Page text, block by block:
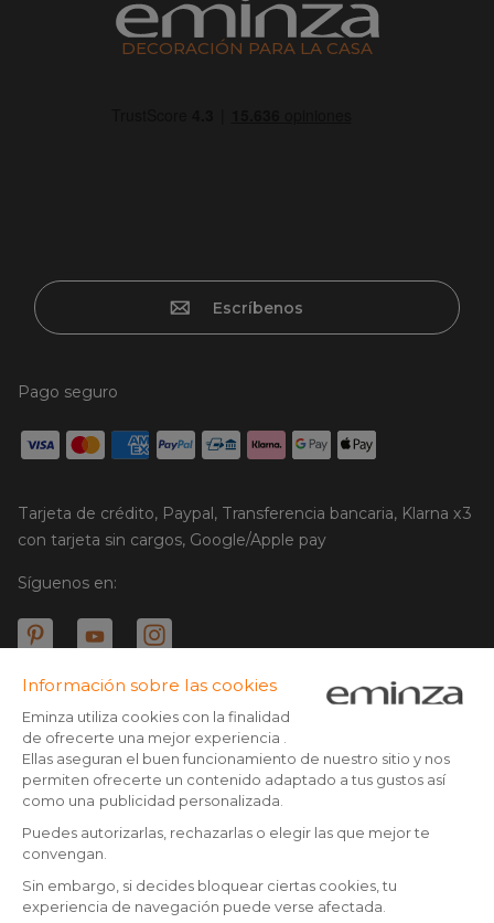
DECORACIÓN PARA LA CASA
Escríbenos
Pago seguro
Tarjeta de crédito, Paypal, Transferencia bancaria, Klarna x3
con tarjeta sin cargos, Google/Apple pay
Síguenos en:
© Copyright 2025 Eminza | Derechos reservados |
ALEMANIA
DANMARK
ESP
* Tienes 30 días (a patir de la recepción o recogida de tu
paquete) para devolver los productos y ser reembolsado.
Excepto los paquetes voluminosos
** Todos los pedidos realizados antes de las 14:00 h son enviados
el mismo día